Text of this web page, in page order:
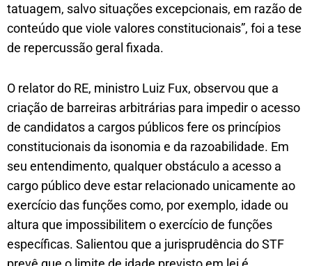
tatuagem, salvo situações excepcionais, em razão de
conteúdo que viole valores constitucionais”, foi a tese
de repercussão geral fixada.
O relator do RE, ministro Luiz Fux, observou que a
criação de barreiras arbitrárias para impedir o acesso
de candidatos a cargos públicos fere os princípios
constitucionais da isonomia e da razoabilidade. Em
seu entendimento, qualquer obstáculo a acesso a
cargo público deve estar relacionado unicamente ao
exercício das funções como, por exemplo, idade ou
altura que impossibilitem o exercício de funções
específicas. Salientou que a jurisprudência do STF